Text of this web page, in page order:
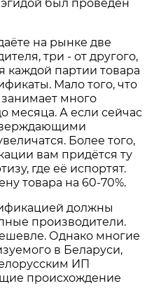
был проведён
на рынке две
три - от другого,
каждой партии товара
Мало того, что
занимает много
месяца. А если сейчас
Более того,
вам придётся ту
где её испортят.
товара на 60-70%.
должны
производители.
Однако многие
в Беларуси,
ИП
происхождение